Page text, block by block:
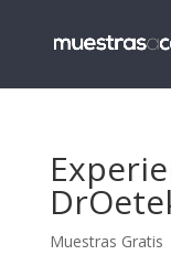
Muestras Gratis